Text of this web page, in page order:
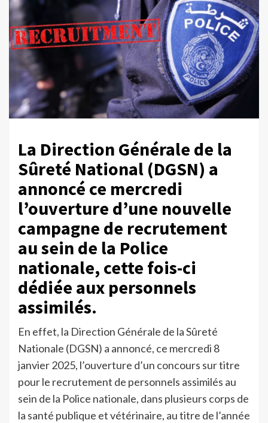
La Direction Générale de la
Sûreté National (DGSN) a
annoncé ce mercredi
l’ouverture d’une nouvelle
campagne de recrutement
au sein de la Police
nationale, cette fois-ci
dédiée aux personnels
assimilés.
En effet, la Direction Générale de la Sûreté
Nationale (DGSN) a annoncé, ce mercredi 8
janvier 2025, l’ouverture d’un concours sur titre
pour le recrutement de personnels assimilés au
sein de la Police nationale, dans plusieurs corps de
la santé publique et vétérinaire, au titre de l’année